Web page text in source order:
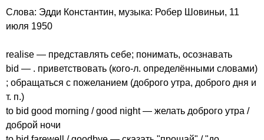
Слова: Эдди Константин, музыка: Робер Шовиньи, 11
июля 1950
realise — представлять себе; понимать, осознавать
bid — . приветствовать (кого-л. определёнными словами)
; обращаться с пожеланием (доброго утра, доброго дня и
т. п.)
to bid good morning /good night— желать доброго утра /
доброй ночи